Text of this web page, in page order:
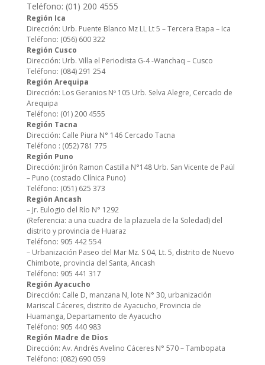
Teléfono: (01) 200 4555
Región Ica
Dirección: Urb. Puente Blanco Mz LL Lt 5 – Tercera Etapa – Ica
Teléfono: (056) 600 322
Región Cusco
Dirección: Urb. Villa el Periodista G-4 -Wanchaq – Cusco
Teléfono: (084) 291 254
Región Arequipa
Dirección: Los Geranios Nº 105 Urb. Selva Alegre, Cercado de
Arequipa
Teléfono: (01) 200 4555
Región Tacna
Dirección: Calle Piura N° 146 Cercado Tacna
Teléfono : (052) 781 775
Región Puno
Dirección: Jirón Ramon Castilla N°148 Urb. San Vicente de Paúl
– Puno (costado Clínica Puno)
Teléfono: (051) 625 373
Región Ancash
– Jr. Eulogio del Río N° 1292
(Referencia: a una cuadra de la plazuela de la Soledad) del
distrito y provincia de Huaraz
Teléfono: 905 442 554
– Urbanización Paseo del Mar Mz. S 04, Lt. 5, distrito de Nuevo
Chimbote, provincia del Santa, Ancash
Teléfono: 905 441 317
Región Ayacucho
Dirección: Calle D, manzana N, lote N° 30, urbanización
Mariscal Cáceres, distrito de Ayacucho, Provincia de
Huamanga, Departamento de Ayacucho
Teléfono: 905 440 983
Región Madre de Dios
Dirección: Av. Andrés Avelino Cáceres N° 570 – Tambopata
Teléfono: (082) 690 059